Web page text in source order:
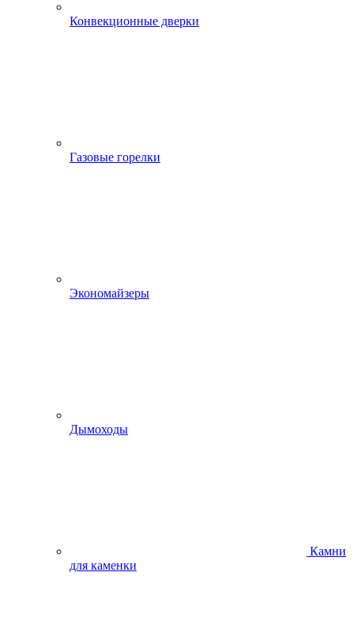
Конвекционные дверки
Газовые горелки
Экономайзеры
Дымоходы
Камни
для каменки